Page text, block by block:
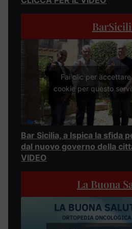
Fai clic per accettare
cookie per questo
Bar Sicilia, a Ispica la sfida
dal nuovo governo della
VIDEO
La Buona